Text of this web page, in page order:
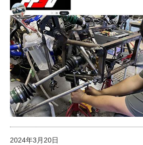
2024年3月20日